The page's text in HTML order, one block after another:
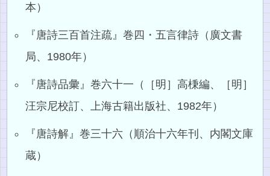
本）
『唐詩三百首注疏』巻四・五言律詩（廣文書
局、1980年）
『唐詩品彙』巻六十一（［明］高棅編、［明］
汪宗尼校訂、上海古籍出版社、1982年）
『唐詩解』巻三十六（順治十六年刊、内閣文庫
蔵）